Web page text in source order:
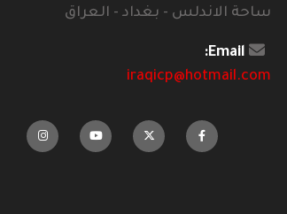
ساحة الاندلس - بغداد - العراق
Email:
iraqicp@hotmail.com